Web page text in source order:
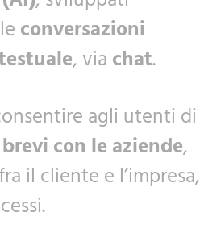
le conversazioni
, via chat.
agli utenti di
con le aziende,
il cliente e l’impresa,